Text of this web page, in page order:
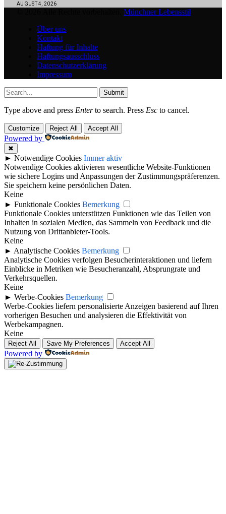
AUGUST 4, 2026
Münchner Lebensstil
Über uns
Kontakt
Haftung für Inhalte
Haftungsausschluss
Datenschutzerklärung
Impressum
Submit
Type above and press Enterto search. Press Esc to cancel.
Customize Reject All Accept All
Powered by
✖
► Notwendige Cookies Immer aktiv
Notwendige Cookies aktivieren wesentliche Website-Funktionen
wie sichere Logins und Anpassungen der Zustimmungspräferenzen.
Sie speichern keine persönlichen Daten.
Keine
► Funktionale Cookies Bemerkung
Funktionale Cookies unterstützen Funktionen wie das Teilen von
Inhalten in sozialen Medien, das Sammeln von Feedback und die
Nutzung von Drittanbieter-Tools.
Keine
► Analytische Cookies Bemerkung
Analytische Cookies verfolgen Besucherinteraktionen und liefern
Einblicke in Metriken wie Besucheranzahl, Absprungrate und
Verkehrsquellen.
Keine
► Werbe-Cookies Bemerkung
Werbe-Cookies liefern personalisierte Anzeigen basierend auf Ihren
vorherigen Besuchen und analysieren die Effektivität von
Werbekampagnen.
Keine
Reject All Save My Preferences Accept All
Powered by